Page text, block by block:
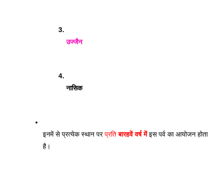
उज्जैन
नासिक
इनमें से प्रत्येक स्थान पर प्रति बारहवें वर्ष में इस पर्व का आयोजन होता
है।